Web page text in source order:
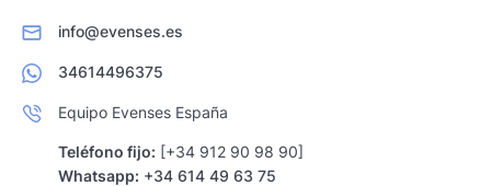
info@evenses.es
34614496375
Equipo Evenses España
Teléfono fijo: [+34 912 90 98 90]
Whatsapp: +34 614 49 63 75